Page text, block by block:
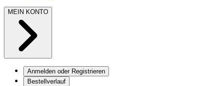
MEIN KONTO
Anmelden oder Registrieren
Bestellverlauf